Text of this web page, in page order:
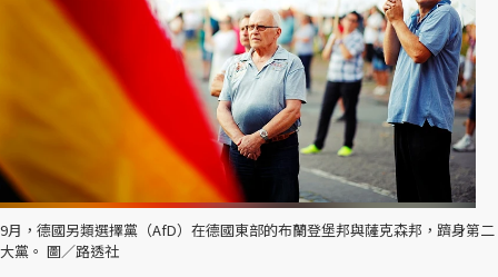
9月，德國另類選擇黨（AfD）在德國東部的布蘭登堡邦與薩克森邦，躋身第二
大黨。 圖／路透社